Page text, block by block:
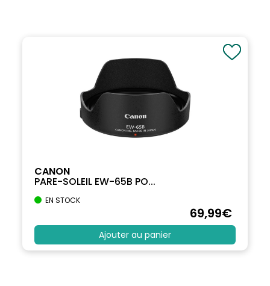
CANON
PARE-SOLEIL EW-65B PO...
EN STOCK
69,99€
Ajouter au panier